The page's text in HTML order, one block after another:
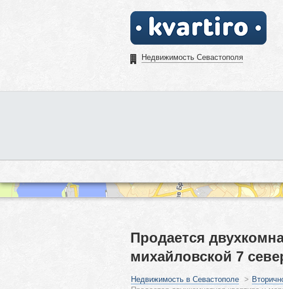
Недвижимость Севастополя
Продается
михайловской 7
Недвижимость в Севастополе >